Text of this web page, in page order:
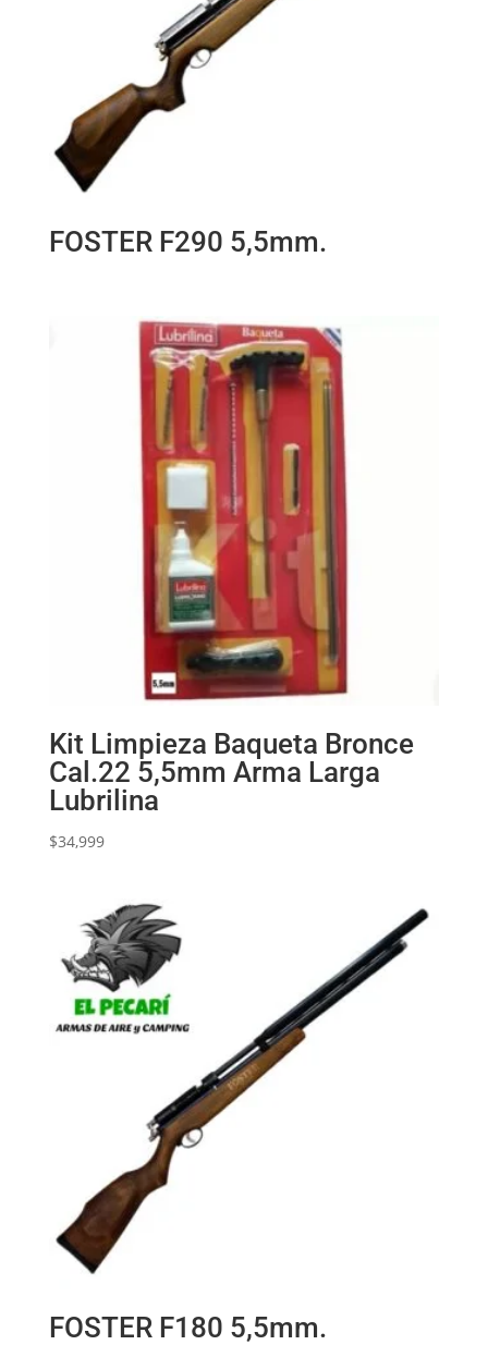
FOSTER F290 5,5mm.
Kit Limpieza Baqueta Bronce
Cal.22 5,5mm Arma Larga
Lubrilina
$34,999
FOSTER F180 5,5mm.